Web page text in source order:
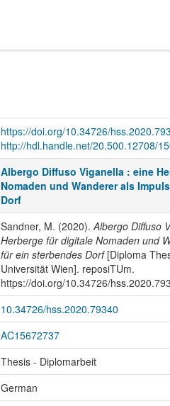
https://doi.org/10.34726/
http://hdl.handle.net/20.500.12708/
Albergo Diffuso Viganella : eine
Nomaden und Wanderer als
Dorf
Sandner, M. (2020).Albergo Diffuso
Herberge für digitale Nomaden und
für ein sterbendes Dorf[Diploma
Universität Wien]. reposiTUm.
https://doi.org/10.34726/
10.34726/hss.2020.79340
AC15672737
Thesis - Diplomarbeit
German